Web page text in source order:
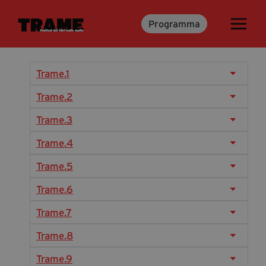
Programma
Trame.15
Ospiti
Media & Press
Cartella Stampa
Rassegna Stampa
Partecipa
Trame.1
Trame.2
Trame.3
Trame.4
Trame.5
Trame.6
Trame.7
Trame.8
Trame.9